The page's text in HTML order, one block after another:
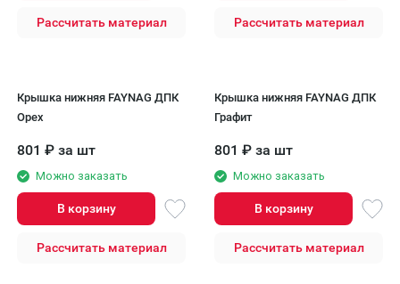
Рассчитать материал Рассчитать материал
Крышка нижняя FAYNAG ДПК
Орех
801 ₽ за шт
Можно заказать
В корзину
Рассчитать материал
Крышка нижняя FAYNAG ДПК
Графит
801 ₽ за шт
Можно заказать
В корзину
Рассчитать материал